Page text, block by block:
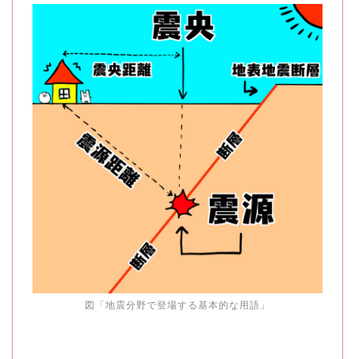
図「地震分野で登場する基本的な用語」